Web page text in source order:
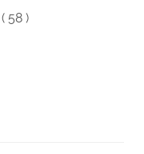
( 58 )